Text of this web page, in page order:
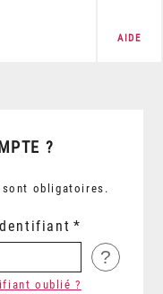
AIDE
?
sont obligatoires.
Identifiant
?
oublié ?